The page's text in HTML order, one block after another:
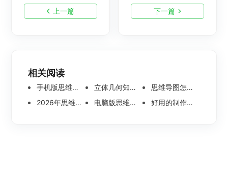
上一篇 下一篇
相关阅读
手机版思维导图软件哪个好 使用教程分享 立体几何知识点思维导图模板分享 思维导图怎么画
思维导图怎么画简单又漂亮 内附精美模板案例分享
2026年思维导图软件哪个好 最新免费思维导图软件测评
电脑版思维导图软件哪个好？可离线编辑的思维导图工具盘点 好用的制作思维导图软件有哪些？五款高分思维导图工具盘点